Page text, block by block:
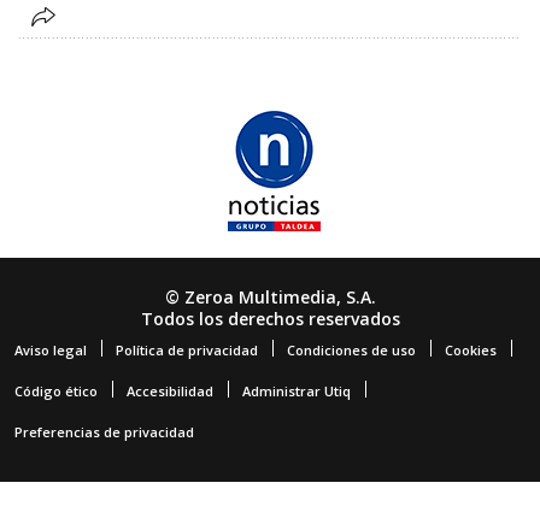
© Zeroa Multimedia, S.A.
Todos los derechos reservados
Aviso legal Política de privacidad Condiciones de uso Cookies
Código ético Accesibilidad Administrar Utiq
Preferencias de privacidad